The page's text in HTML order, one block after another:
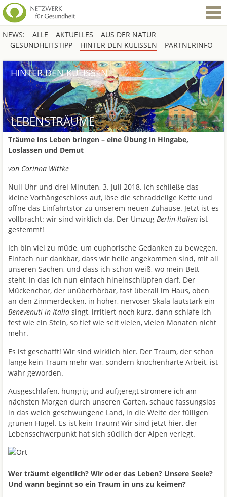
NEWS: ALLE AKTUELLES
AUS DER NATUR
GESUNDHEITSTIPP
HINTER DEN KULISSEN PARTNERINFO
LEBENSTRÄUME
HINTER DEN KULISSEN
Träume ins Leben bringen – eine Übung in Hingabe,
Loslassen und Demut
von Corinna Wittke
Null Uhr und drei Minuten, 3. Juli 2018. Ich schließe das
kleine Vorhängeschloss auf, löse die schraddelige Kette und
öffne das Einfahrtstor zu unserem neuen Zuhause. Jetzt ist es
vollbracht: wir sind wirklich da. Der Umzug Berlin-Italien ist
gestemmt!
Ich bin viel zu müde, um euphorische Gedanken zu bewegen.
Einfach nur dankbar, dass wir heile angekommen sind, mit all
unseren Sachen, und dass ich schon weiß, wo mein Bett
steht, in das ich nun einfach hineinschlüpfen darf. Der
Mückenchor, der unüberhörbar, fast überall im Haus, oben
an den Zimmerdecken, in hoher, nervöser Skala lautstark ein
Benevenuti in Italia singt, irritiert noch kurz, dann schlafe ich
fest wie ein Stein, so tief wie seit vielen, vielen Monaten nicht
mehr.
Es ist geschafft! Wir sind wirklich hier. Der Traum, der schon
lange kein Traum mehr war, sondern knochenharte Arbeit, ist
wahr geworden.
Ausgeschlafen, hungrig und aufgeregt stromere ich am
nächsten Morgen durch unseren Garten, schaue fassungslos
in das weich geschwungene Land, in die Weite der fülligen
grünen Hügel. Es ist kein Traum! Wir sind jetzt hier, der
Lebensschwerpunkt hat sich südlich der Alpen verlegt.
Wer träumt eigentlich? Wir oder das Leben? Unsere Seele?
Und wann beginnt so ein Traum in uns zu keimen?